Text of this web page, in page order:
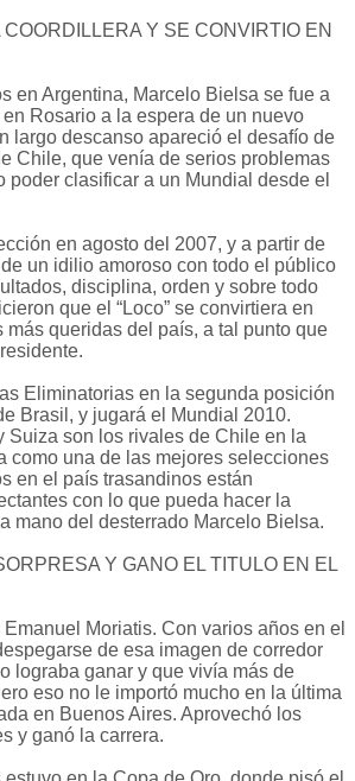
Y SE CONVIRTIO EN
en Argentina, Marcelo Bielsa se fue a
Rosario a la espera de un nuevo
largo descanso apareció el desafío de
Chile, que venía de serios problemas
poder clasificar a un Mundial desde el
en agosto del 2007, y a partir de
un idilio amoroso con todo el público
disciplina, orden y sobre todo
que el “Loco” se convirtiera en
más queridas del país, a tal punto que
Eliminatorias en la segunda posición
Brasil, y jugará el Mundial 2010.
Suiza son los rivales de Chile en la
como una de las mejores selecciones
en el país trasandinos están
con lo que pueda hacer la
mano del desterrado Marcelo Bielsa.
Y GANO EL TITULO EN EL
Moriatis. Con varios años en el
de esa imagen de corredor
lograba ganar y que vivía más de
eso no le importó mucho en la última
en Buenos Aires. Aprovechó los
y ganó la carrera.